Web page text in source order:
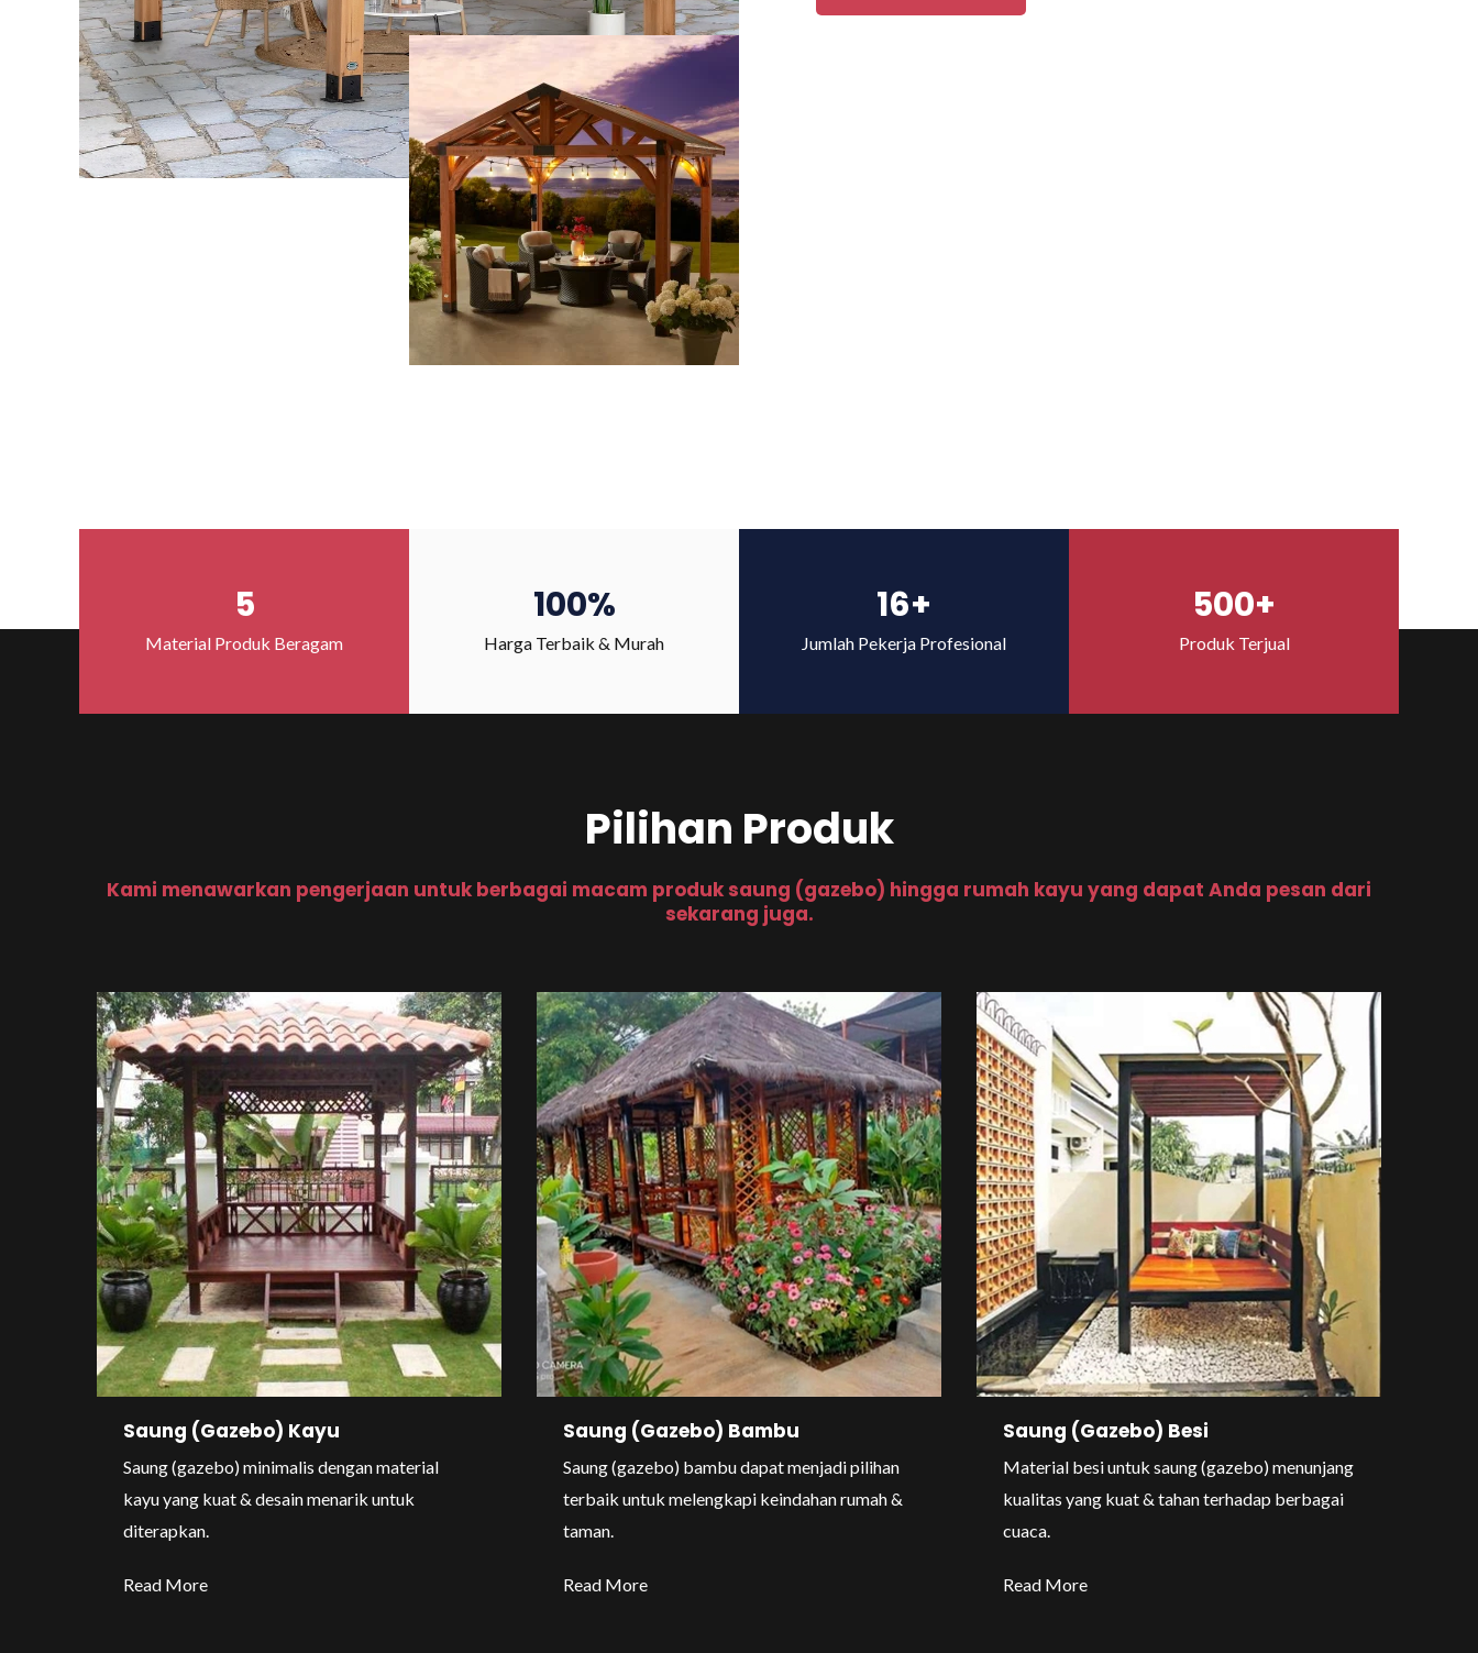
5
Material Produk Beragam
100%
Harga Terbaik & Murah
16+
Jumlah Pekerja Profesional
500+
Produk Terjual
Pilihan Produk
Kami menawarkan pengerjaan untuk berbagai macam produk saung (gazebo) hingga rumah kayu yang dapat Anda pesan dari
sekarang juga.
Saung (Gazebo) Kayu
Saung (gazebo) minimalis dengan material
kayu yang kuat & desain menarik untuk
diterapkan.
Read More
Saung (Gazebo) Bambu
Saung (gazebo) bambu dapat menjadi pilihan
terbaik untuk melengkapi keindahan rumah &
taman.
Read More
Saung (Gazebo) Besi
Material besi untuk saung (gazebo) menunjang
kualitas yang kuat & tahan terhadap berbagai
cuaca.
Read More